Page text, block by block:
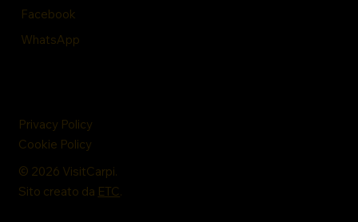
Facebook
WhatsApp
Privacy Policy
Cookie Policy
© 2026 VisitCarpi.
Sito creato da ETC.